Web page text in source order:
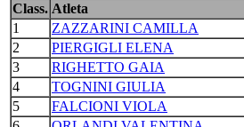
Class. Atleta
1
ZAZZARINI CAMILLA
2
PIERGIGLI ELENA
3
RIGHETTO GAIA
4
TOGNINI GIULIA
5
FALCIONI VIOLA